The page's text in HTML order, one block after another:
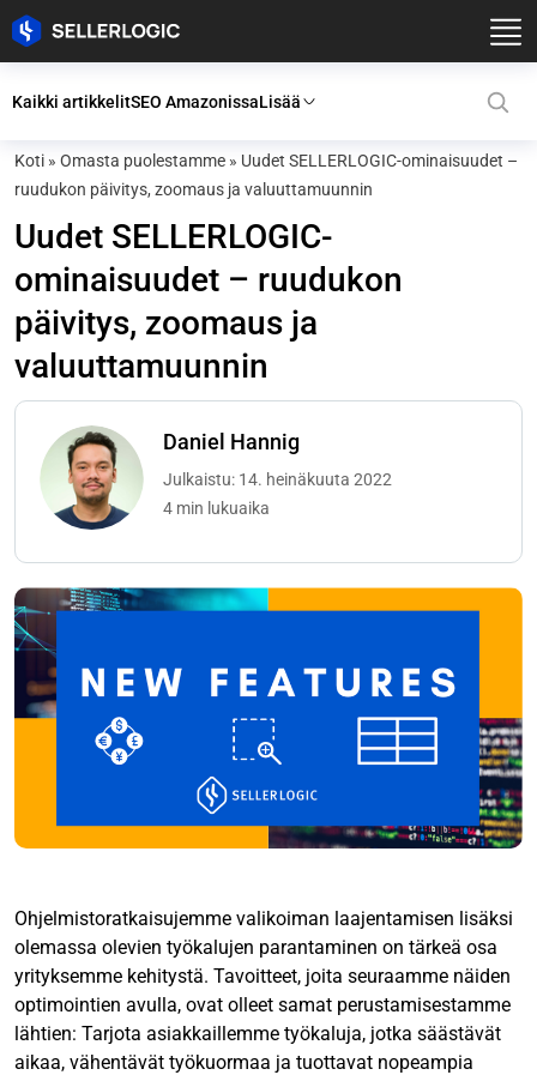
Kaikki artikkelitSEO AmazonissaLisää
Koti » Omasta puolestamme » Uudet SELLERLOGIC-ominaisuudet –
ruudukon päivitys, zoomaus ja valuuttamuunnin
Uudet SELLERLOGIC-
ominaisuudet – ruudukon
päivitys, zoomaus ja
valuuttamuunnin
Daniel Hannig
Julkaistu: 14. heinäkuuta 2022
4 min lukuaika
Ohjelmistoratkaisujemme valikoiman laajentamisen lisäksi
olemassa olevien työkalujen parantaminen on tärkeä osa
yrityksemme kehitystä. Tavoitteet, joita seuraamme näiden
optimointien avulla, ovat olleet samat perustamisestamme
lähtien: Tarjota asiakkaillemme työkaluja, jotka säästävät
aikaa, vähentävät työkuormaa ja tuottavat nopeampia